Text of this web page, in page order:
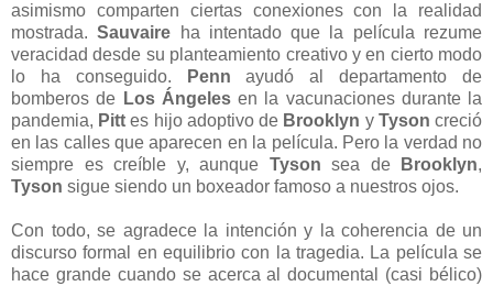
asimismo comparten ciertas conexiones con la realidad
mostrada.Sauvaire ha intentado que la película rezume
veracidad desde su planteamiento creativo y en cierto modo
lo ha conseguido.
Penn ayudó al departamento de
bomberos de Los Ángelesen la vacunaciones durante la
pandemia, Pitt es hijo adoptivo de Brooklyn y Tyson creció
en las calles que aparecen en la película. Pero la verdad no
siempre es creíble y, aunque Tyson sea de Brooklyn,
Tyson sigue siendo un boxeador famoso a nuestros ojos.
Con todo, se agradece la intención y la coherencia de un
discurso formal en equilibrio con la tragedia. La película se
hace grande cuando se acerca al documental (casi bélico)